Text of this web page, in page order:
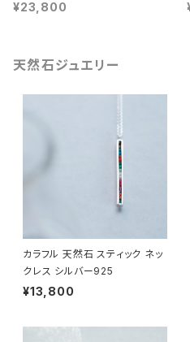
¥23,800
天然石ジュエリー
カラフル 天然石 スティック ネッ
クレス シルバー925
¥13,800